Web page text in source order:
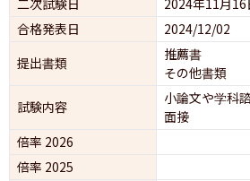
合格発表日
2024/12/02
提出書類
推薦書
その他書類
試験内容
小論文や学科
面接
倍率 2026
倍率 2025